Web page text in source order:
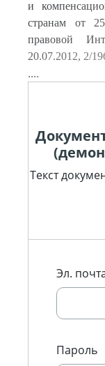
и
странам от
правовой
20.07.2012, 2/
....
Текст
Эл.
Пароль